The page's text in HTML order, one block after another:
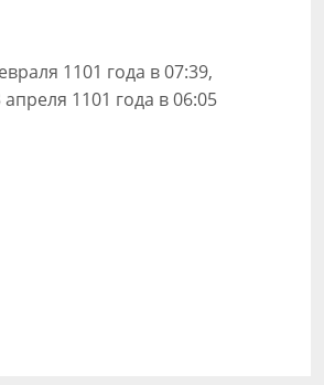
1101 года в 07:39,
1101 года в 06:05